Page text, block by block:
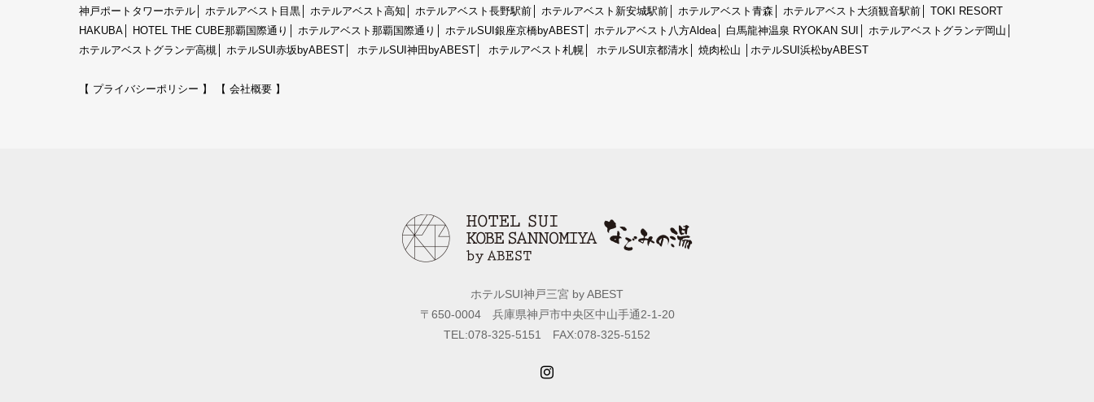
神戸ポートタワーホテル ホテルアベスト目黒 ホテルアベスト高知 ホテルアベスト長野駅前 ホテルアベスト新安城駅前 ホテルアベスト青森 ホテルアベスト大須観音駅前
TOKI RESORT
HAKUBA
HOTEL THE CUBE那覇国際通り ホテルアベスト那覇国際通り ホテルSUI銀座京橋byABEST ホテルアベスト八方Aldea│ 白馬龍神温泉 RYOKAN SUI ホテルアベストグランデ岡山
ホテルアベストグランデ高槻
ホテルSUI赤坂byABEST ホテルSUI神田byABEST ホテルアベスト札幌 ホテルSUI京都清水 焼肉松山 │ ホテルSUI浜松byABEST
【 プライバシーポリシー 】 【 会社概要 】
ホテルSUI神戸三宮 by ABEST
〒650-0004 兵庫県神戸市中央区中山手通2-1-20
TEL:078-325-5151 FAX:078-325-5152